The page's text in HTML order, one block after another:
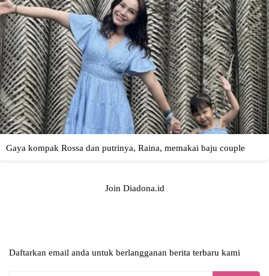
Join Diadona.id
Daftarkan email anda untuk berlangganan berita terbaru kami